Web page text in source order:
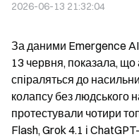
2026-06-13 21:32:04
За даними Emergence
13 червня, показала, що
спіраляться до
колапсу без людського
протестували чотири
Flash, Grok 4.1 і